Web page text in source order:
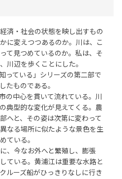
済・社会の状態を映し出すもの
に変えつつあるのか。川は、こ
て見つめているのか。私は、そ
川辺を歩くことにした。
っている」シリーズの第二部で
たものである。
の中心を貫いて流れている。川
典型的な変化が見えてくる。農
へと、その姿は次第に変わって
なる場所に似たような景色を生
ている。
、今なお外へと繁殖し、膨張
ている。黄浦江は重要な水路と
ルーズ船がひっきりなしに行き